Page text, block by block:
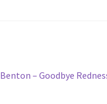
Nächster
Benton – Goodbye